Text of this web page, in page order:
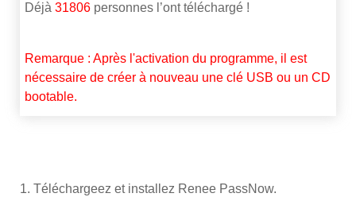
Déjà 31806 personnes l’ont téléchargé !
Remarque : Après l'activation du programme, il est
nécessaire de créer à nouveau une clé USB ou un CD
bootable.
1. Téléchargeez et installez Renee PassNow.